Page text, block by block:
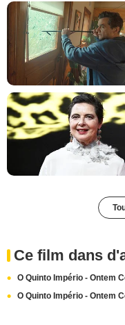
Ce film dans
O Quinto Império - Ontem
O Quinto Império - Ontem